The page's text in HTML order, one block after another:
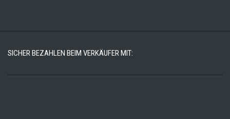
SICHER BEZAHLEN BEIM VERKÄUFER MIT: